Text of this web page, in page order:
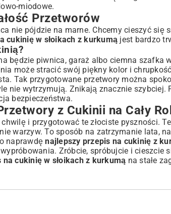
miodowe.
Przetworów
nie pójdzie na marne. Chcemy cieszyć się
cukinię w słoikach z kurkumą jest bardzo
będzie piwnica, garaż albo ciemna szafka
może stracić swój piękny kolor i
Tak przygotowane przetwory można
nie wytrzymują. Znikają znacznie szybciej.
bezpieczeństwa.
z Cukinii na Cały
i przygotować te złociste pyszności.
warzyw. To sposób na zatrzymanie lata,
naprawdęnajlepszy przepis na cukinię z
Zróbcie, spróbujcie i cieszcie
na cukinię w słoikach z kurkumą na stałe